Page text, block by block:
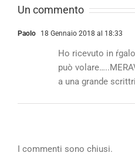
Un commento
Paolo 18 Gennaio 2018 al 18:33
Ho ricevuto in
può
a una grande
I commenti sono chiusi.